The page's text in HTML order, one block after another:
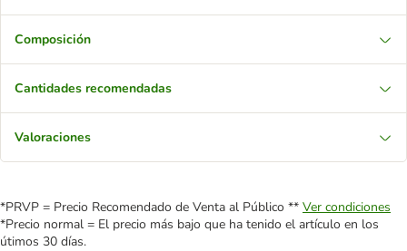
Composición
Cantidades recomendadas
Valoraciones
*PRVP = Precio Recomendado de Venta al Público ** Ver condiciones
*Precio normal = El precio más bajo que ha tenido el artículo en los
útimos 30 días.